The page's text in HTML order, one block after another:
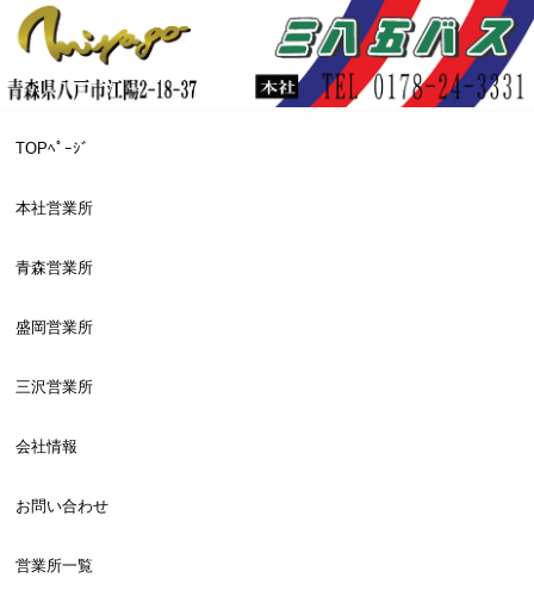
TOPﾍﾟｰｼﾞ
本社営業所
青森営業所
盛岡営業所
三沢営業所
会社情報
お問い合わせ
営業所一覧